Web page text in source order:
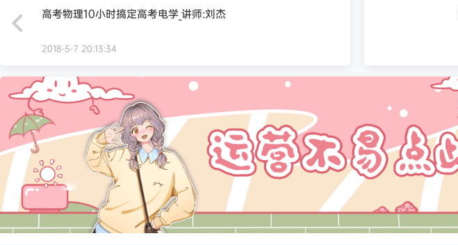
高考物理10小时搞定高考电学_讲师:刘杰
2018-5-7 20:13:34